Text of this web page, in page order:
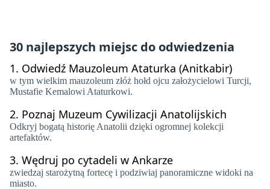
30 najlepszych miejsc do odwiedzenia
1. Odwiedź Mauzoleum Ataturka (Anitkabir)
w tym wielkim mauzoleum złóż hołd ojcu założycielowi Turcji,
Mustafie Kemalowi Ataturkowi.
2. Poznaj Muzeum Cywilizacji Anatolijskich
Odkryj bogatą historię Anatolii dzięki ogromnej kolekcji
artefaktów.
3. Wędruj po cytadeli w Ankarze
zwiedzaj starożytną fortecę i podziwiaj panoramiczne widoki na
miasto.